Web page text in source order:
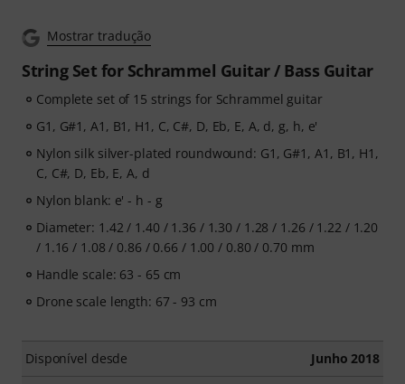
Mostrar tradução
String Set for Schrammel Guitar / Bass Guitar
Complete set of 15 strings for Schrammel guitar
G1, G#1, A1, B1, H1, C, C#, D, Eb, E, A, d, g, h, e'
Nylon silk silver-plated roundwound: G1, G#1, A1, B1, H1,
C, C#, D, Eb, E, A, d
Nylon blank: e' - h - g
Diameter: 1.42 / 1.40 / 1.36 / 1.30 / 1.28 / 1.26 / 1.22 / 1.20
/ 1.16 / 1.08 / 0.86 / 0.66 / 1.00 / 0.80 / 0.70 mm
Handle scale: 63 - 65 cm
Drone scale length: 67 - 93 cm
Disponível desde Junho 2018